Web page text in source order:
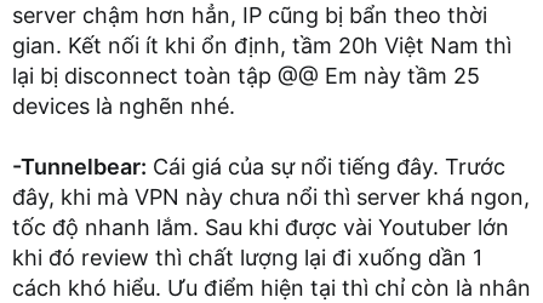
server chậm hơn hẳn, IP cũng bị bẩn theo thời
gian. Kết nối ít khi ổn định, tầm 20h Việt Nam thì
lại bị disconnect toàn tập @@ Em này tầm 25
devices là nghẽn nhé.
-Tunnelbear: Cái giá của sự nổi tiếng đây. Trước
đây, khi mà VPN này chưa nổi thì server khá ngon,
tốc độ nhanh lắm. Sau khi được vài Youtuber lớn
khi đó review thì chất lượng lại đi xuống dần 1
cách khó hiểu. Ưu điểm hiện tại thì chỉ còn là nhân